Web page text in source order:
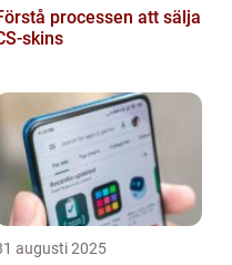
processen att sälja
skins
augusti 2025